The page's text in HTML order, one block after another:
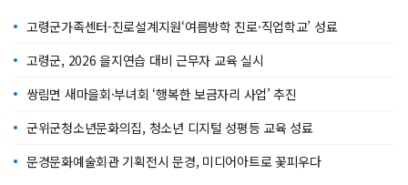
고령군가족센터-진로설계지원‘여름방학 진로·직업학교’ 성료
고령군, 2026 을지연습 대비 근무자 교육 실시
쌍림면 새마을회·부녀회 ‘행복한 보금자리 사업’ 추진
군위군청소년문화의집, 청소년 디지털 성평등 교육 성료
문경문화예술회관 기획전시 문경, 미디어아트로 꽃피우다